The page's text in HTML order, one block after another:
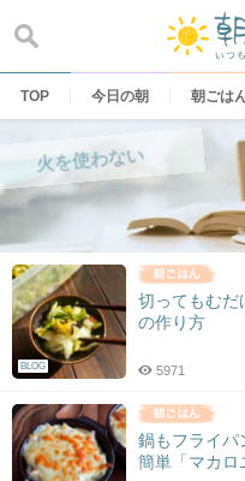
content
TOP 今日の朝 朝ごは
火を使わない
BLOG
切ってもむだ
の作り方
5971
鍋もフライパ
簡単「マカロ